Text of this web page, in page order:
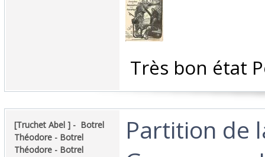
Très bon état
‎[Truchet Abel ] - ‎ ‎Botrel
Théodore - Botrel
Théodore - Botrel
‎Partition de